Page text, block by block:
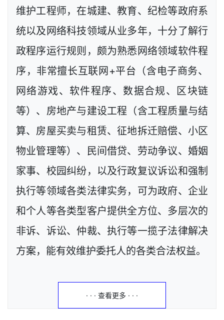
维护工程师，在城建、教育、纪检等政府系
统以及网络科技领域从业多年，十分了解行
政程序运行规则，颇为熟悉网络领域软件程
序，非常擅长互联网+平台（含电子商务、
网络游戏、软件程序、数据合规、区块链
等）、房地产与建设工程（含工程质量与结
算、房屋买卖与租赁、征地拆迁赔偿、小区
物业管理等）、民间借贷、劳动争议、婚姻
家事、校园纠纷，以及行政复议诉讼和强制
执行等领域各类法律实务，可为政府、企业
和个人等各类型客户提供全方位、多层次的
非诉、诉讼、仲裁、执行等一揽子法律解决
方案，能有效维护委托人的各类合法权益。
· · · 查看更多 · · ·